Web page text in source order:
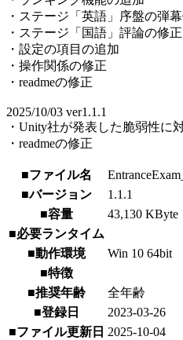
・ステージ「英語」序盤の弾
・ステージ「国語」評論の修正
・設定の項目の追加
・操作関係の修正
・readmeの修正
2025/10/03 ver1.1.1
・Unity社が発表した脆弱性に
・readmeの修正
■ファイル名
■バージョン
1.1.1
■容量
43,130 KByte
■必要ランタイム
■動作環境
Win 10 64bit
■特徴
■推奨年齢
全年齢
■登録日
2023-03-26
■ファイル更新日 2025-10-04